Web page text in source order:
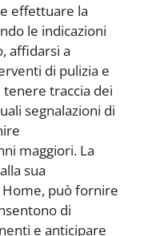
effettuare la
le indicazioni
affidarsi a
di pulizia e
traccia dei
segnalazioni di
maggiori. La
sua
Home, può fornire
di
e anticipare